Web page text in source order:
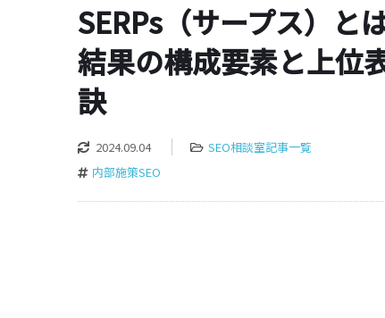
SERPs（サープス）と
結果の構成要素と上位
訣
2024.09.04
SEO相談室記事一覧
内部施策SEO